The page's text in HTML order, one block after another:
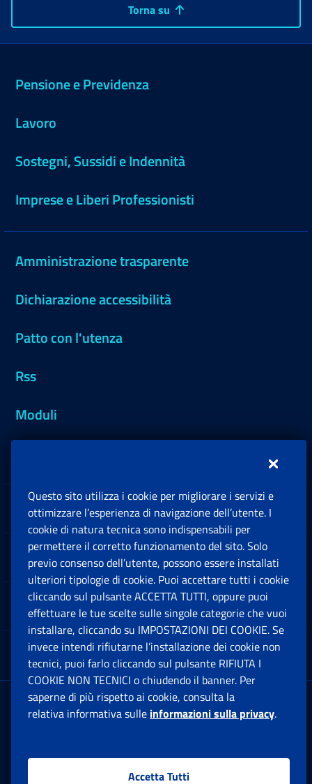
Torna su
Pensione e Previdenza
Lavoro
Sostegni, Sussidi e Indennità
Imprese e Liberi Professionisti
Amministrazione trasparente
Dichiarazione accessibilità
Patto con l'utenza
Rss
Moduli
Sedi e Contatti
Software
Note Legali
App mobile
Sede Legale : Via Ciro il Grande, 21
00144 Roma
Questo sito utilizza i cookie per migliorare i servizi e
ottimizzare l’esperienza di navigazione dell’utente. I
cookie di natura tecnica sono indispensabili per
permettere il corretto funzionamento del sito. Solo
previo consenso dell’utente, possono essere installati
ulteriori tipologie di cookie. Puoi accettare tutti i cookie
cliccando sul pulsante ACCETTA TUTTI, oppure puoi
effettuare le tue scelte sulle singole categorie che vuoi
installare, cliccando su IMPOSTAZIONI DEI COOKIE. Se
invece intendi rifiutarne l’installazione dei cookie non
tecnici, puoi farlo cliccando sul pulsante RIFIUTA I
COOKIE NON TECNICI o chiudendo il banner. Per
saperne di più rispetto ai cookie, consulta la
relativa informativa sulle informazioni sulla privacy.
Accetta Tutti